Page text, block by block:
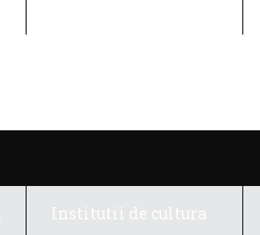
Institutii de cultura